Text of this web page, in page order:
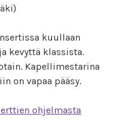
kuullaan
kevyttä klassista.
Kapellimestarina
on vapaa pääsy.
ohjelmasta